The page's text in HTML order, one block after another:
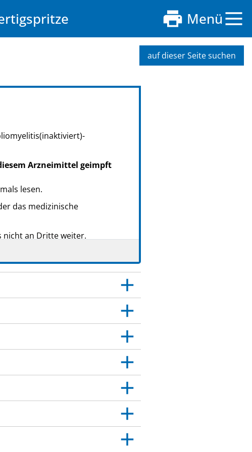
Menü
auf dieser Seite suchen
Arzneimittel geimpft
lesen.
das medizinische
nicht an Dritte weiter.
Arzt, Apotheker oder das
Packungsbeilage angegeben